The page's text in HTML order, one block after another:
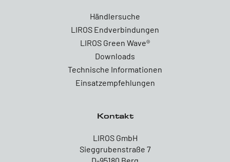
Händlersuche
LIROS Endverbindungen
LIROS Green Wave®
Downloads
Technische Informationen
Einsatzempfehlungen
Kontakt
LIROS GmbH
Sieggrubenstraße 7